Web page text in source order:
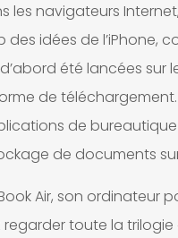
les navigateurs
idées de l’iPhone,
été lancées sur
de
de
de documents
Air, son ordinateur
regarder toute la trilogie